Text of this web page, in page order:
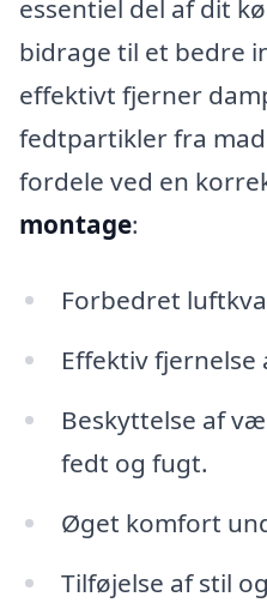
essentiel del af dit
bidrage til et bedre
effektivt fjerner
fedtpartikler fra
fordele ved en
montage:
Forbedret
Effektiv
Beskyttelse af
fedt og fugt.
Øget komfort
Tilføjelse af stil